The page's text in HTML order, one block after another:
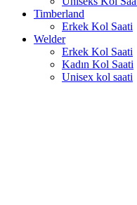
Timberland
Erkek Kol Saati
Welder
Erkek Kol Saati
Kadın Kol Saati
Unisex kol saati